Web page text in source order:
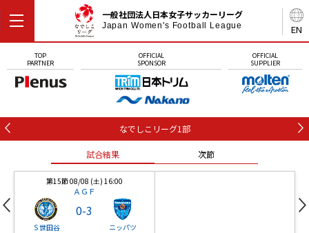
EN
一般社団法人日本女子サッカーリーグ
Japan Women's Football League
TOP
PARTNER
OFFICIAL
SPONSOR
OFFICIAL
SUPPLIER
なでしこリーグ1部
試合結果 次節
第15節 08/08 (土) 16:00
ＡＧＦ
Ｓ世田谷
0-3
ニッパツ